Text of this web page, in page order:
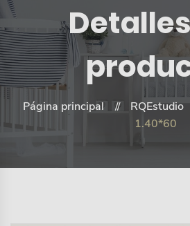
Página principal RQEstudio
1.40*60